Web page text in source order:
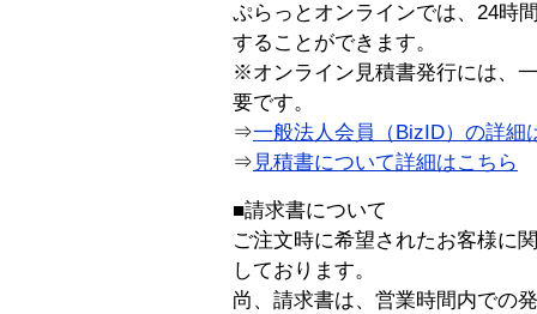
ぷらっとオンラインでは、24時
することができます。
※オンライン見積書発行には、
要です。
⇒一般法人会員（BizID）の詳細
⇒ 見積書について詳細はこちら
■請求書について
ご注文時に希望されたお客様に
しております。
尚、請求書は、営業時間内での